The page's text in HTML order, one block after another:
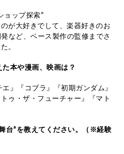
ョップ探索”
が大好きでして、楽器好きのお
など、ベース製作の監修までさ
。
本や漫画、映画は？
』『コブラ』『初期ガンダム』
ゥ・ザ・フューチャー』『マト
台”を教えてください。（※経験